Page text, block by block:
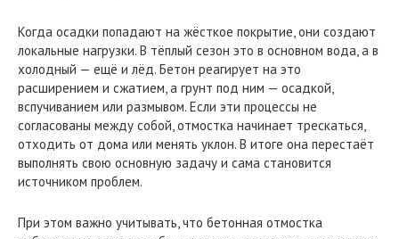
Когда осадки попадают на жёсткое покрытие, они создают
локальные нагрузки. В тёплый сезон это в основном вода, а в
холодный — ещё и лёд. Бетон реагирует на это
расширением и сжатием, а грунт под ним — осадкой,
вспучиванием или размывом. Если эти процессы не
согласованы между собой, отмостка начинает трескаться,
отходить от дома или менять уклон. В итоге она перестаёт
выполнять свою основную задачу и сама становится
источником проблем.
При этом важно учитывать, что бетонная отмостка